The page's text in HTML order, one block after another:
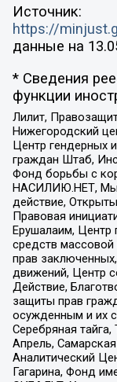
Источник:
https://
данные на
* Сведения
функции
Лилит,
Нижегородский
Центр гендерных
граждан Штаб,
Фонд борьбы с
НАСИЛИЮ.НЕТ, Мы
действие,
Правовая
Ерушалаим, Центр
средств
прав
движений, Центр
Действие,
защиты прав
осужденным и их
Серебряная
Апрель,
Аналитический
Гагарина, Фонд